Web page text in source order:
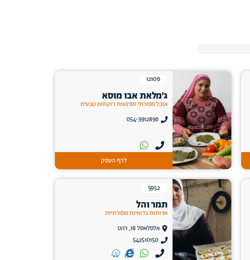
12106
ג'מלאת אבו מוסא
אוכל מסורתי וסדנאות רוקחות טבעית
054-3912896
לדף העסק
5952
תמר והל
ארוחות בדואיות מסורתיות
אלסלאסל 18, רהט
542510150